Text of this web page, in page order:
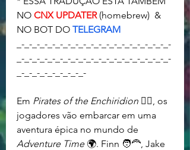
NO CNX UPDATER (homebrew)  &
NO BOT DO TELEGRAM
_-_-_-_-_-_-_-_-_-_-_-_-_-_-_-_-_-_-_-_-
_-_-_-_-_-_-_-_-_-_-_-_-_-_-_-_-_-_-_-_-
_-_-_-_-_-_-_-_-_-
Em Pirates of the Enchiridion 🏴‍☠️, os
jogadores vão embarcar em uma
aventura épica no mundo de
Adventure Time 🌍. Finn 🧑‍🦰, Jake